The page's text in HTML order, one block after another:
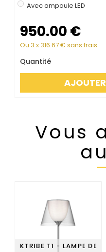
Avec ampoule LED
950.00 €
Ou 3 x 316.67€ sans frais
Quantité
Vous
KTRIBE T1 - LAMPE DE